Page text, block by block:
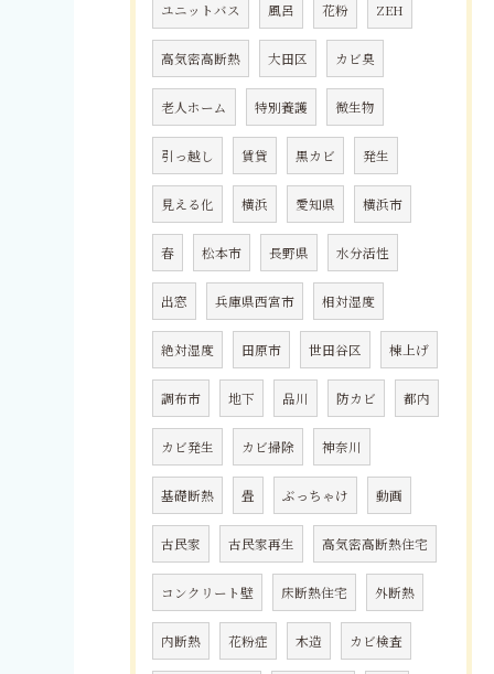
ユニットバス 風呂 花粉 ZEH
高気密高断熱 大田区 カビ臭
老人ホーム 特別養護 微生物
引っ越し 賃貸 黒カビ 発生
見える化 横浜 愛知県 横浜市
春 松本市 長野県 水分活性
出窓 兵庫県西宮市 相対湿度
絶対湿度 田原市 世田谷区 棟上げ
調布市 地下 品川 防カビ 都内
カビ発生 カビ掃除 神奈川
基礎断熱 畳 ぶっちゃけ 動画
古民家 古民家再生 高気密高断熱住宅
コンクリート壁 床断熱住宅 外断熱
内断熱 花粉症 木造 カビ検査